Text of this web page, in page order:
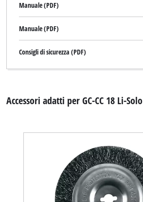
Manuale (PDF)
Manuale (PDF)
Consigli di sicurezza (PDF)
Accessori adatti per GC-CC 18 Li-Solo